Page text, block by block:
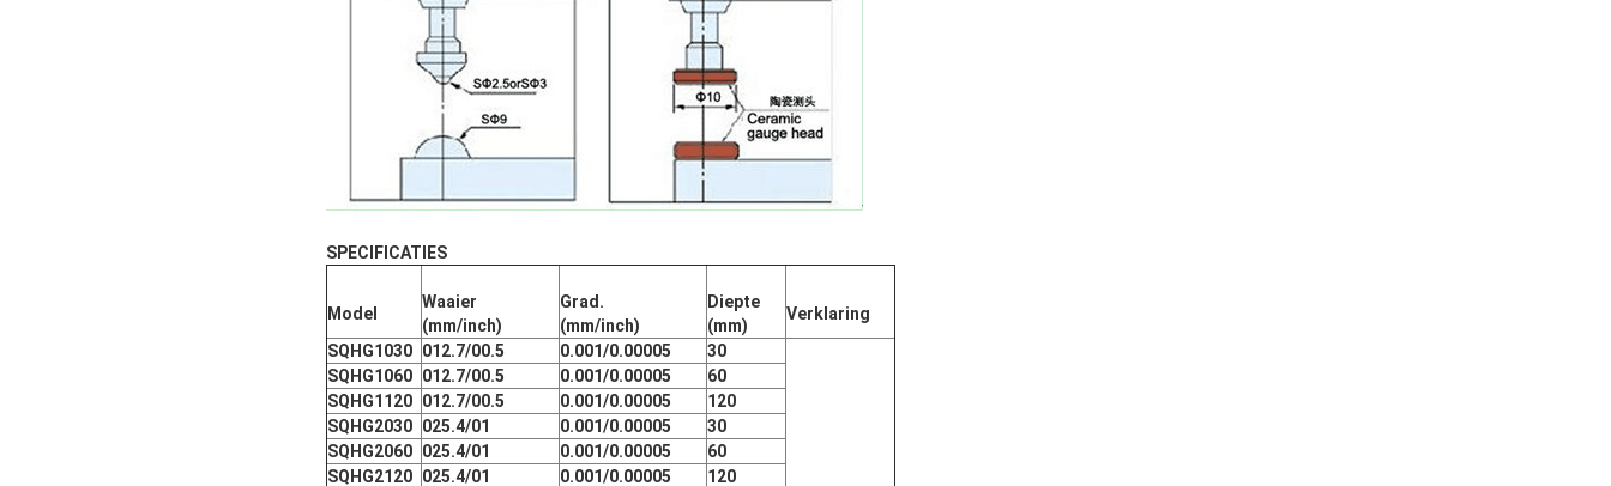
SPECIFICATIES
Model
Waaier
(mm/inch)
Grad.
(mm/inch)
Diepte
(mm)
Verklaring
SQHG1030 012.7/00.5 0.001/0.00005
30
SQHG1060 012.7/00.5 0.001/0.00005
60
SQHG1120 012.7/00.5 0.001/0.00005
120
SQHG2030 025.4/01 0.001/0.00005
30
SQHG2060 025.4/01 0.001/0.00005
60
SQHG2120 025.4/01 0.001/0.00005 120